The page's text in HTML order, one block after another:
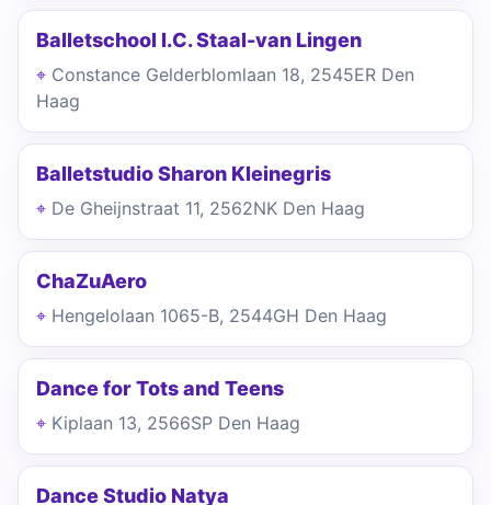
Balletschool I.C. Staal-van Lingen
Constance Gelderblomlaan 18, 2545ER Den
Haag
Balletstudio Sharon Kleinegris
De Gheijnstraat 11, 2562NK Den Haag
ChaZuAero
Hengelolaan 1065-B, 2544GH Den Haag
Dance for Tots and Teens
Kiplaan 13, 2566SP Den Haag
Dance Studio Natya